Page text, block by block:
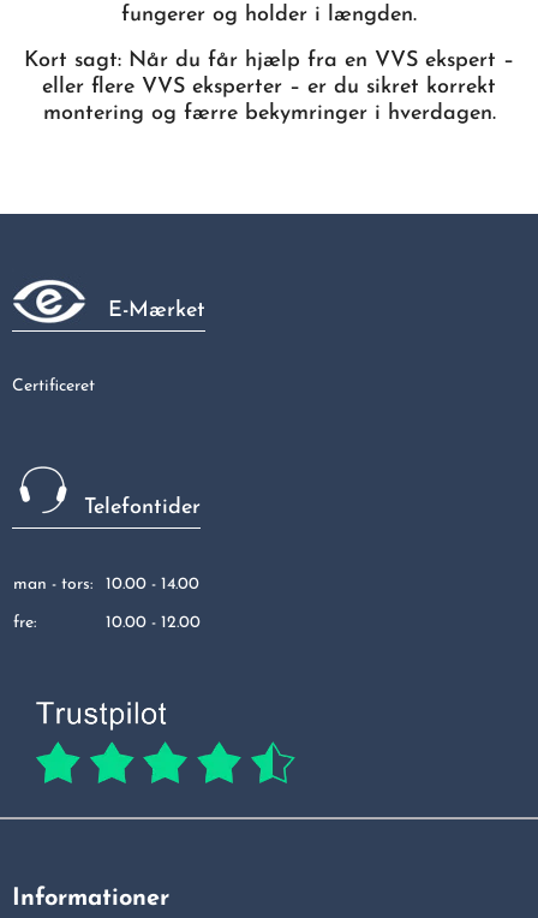
fungerer og holder i længden.
Kort sagt: Når du får hjælp fra en VVS ekspert –
eller flere VVS eksperter – er du sikret korrekt
montering og færre bekymringer i hverdagen.
E-Mærket
Certificeret
Telefontider
man - tors: 10.00 - 14.00
fre: 10.00 - 12.00
Informationer